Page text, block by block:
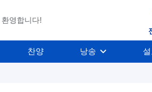
영합니다!
찬양 낭송